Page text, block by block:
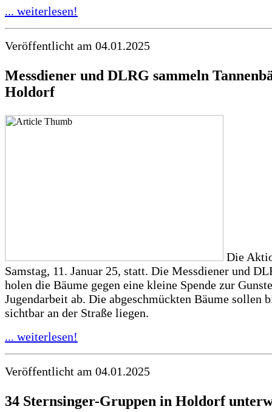
... weiterlesen!
Veröffentlicht am 04.01.2025
Messdiener und DLRG sammeln
Holdorf
Die
Samstag, 11. Januar 25, statt. Die Messdiener und
holen die Bäume gegen eine kleine Spende zur
Jugendarbeit ab. Die abgeschmückten Bäume sollen
sichtbar an der Straße liegen.
... weiterlesen!
Veröffentlicht am 04.01.2025
34 Sternsinger-Gruppen in Holdorf